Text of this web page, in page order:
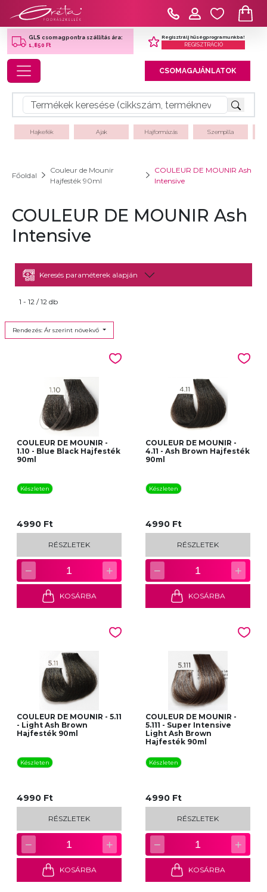
GLS csomagpontra szállítás ára:
1,850 Ft
Regisztrálj hűségprogramunkba!
REGISZTRÁCIÓ
Toggle navigation CSOMAGAJÁNLATOK
Hajkefék Ajak Hajformázás Szempilla
Főoldal
Couleur de Mounir
Hajfesték 90ml
COULEUR DE MOUNIR Ash
Intensive
COULEUR DE MOUNIR Ash
Intensive
Keresés paraméterek alapján
1 - 12 / 12 db
Rendezés: Ár szerint növekvő
COULEUR DE MOUNIR -
1.10 - Blue Black Hajfesték
90ml
Készleten
4990 Ft
RÉSZLETEK
− 1 +
KOSÁRBA
COULEUR DE MOUNIR -
4.11 - Ash Brown Hajfesték
90ml
Készleten
4990 Ft
RÉSZLETEK
− 1 +
KOSÁRBA
COULEUR DE MOUNIR - 5.11
- Light Ash Brown
Hajfesték 90ml
Készleten
4990 Ft
RÉSZLETEK
− 1 +
KOSÁRBA
COULEUR DE MOUNIR -
5.111 - Super Intensive
Light Ash Brown
Hajfesték 90ml
Készleten
4990 Ft
RÉSZLETEK
− 1 +
KOSÁRBA